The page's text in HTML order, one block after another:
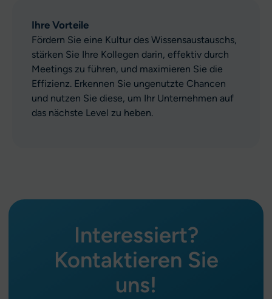
Ihre Vorteile
Fördern Sie eine Kultur des Wissensaustauschs,
stärken Sie Ihre Kollegen darin, effektiv durch
Meetings zu führen, und maximieren Sie die
Effizienz. Erkennen Sie ungenutzte Chancen
und nutzen Sie diese, um Ihr Unternehmen auf
das nächste Level zu heben.
Interessiert?
Kontaktieren Sie
uns!